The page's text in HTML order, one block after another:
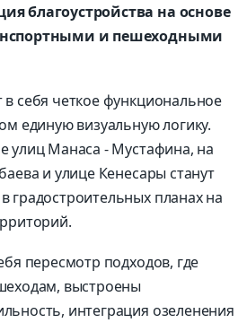
благоустройства на основе
и пешеходными
себя четкое функциональное
единую визуальную логику.
улиц Манаса - Мустафина, на
и улице Кенесары станут
градостроительных планах на
пересмотр подходов, где
выстроены
интеграция озеленения